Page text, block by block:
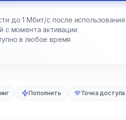
до 1 Мбит/с после
с момента активации
в любое время
Пополнить Точка доступа